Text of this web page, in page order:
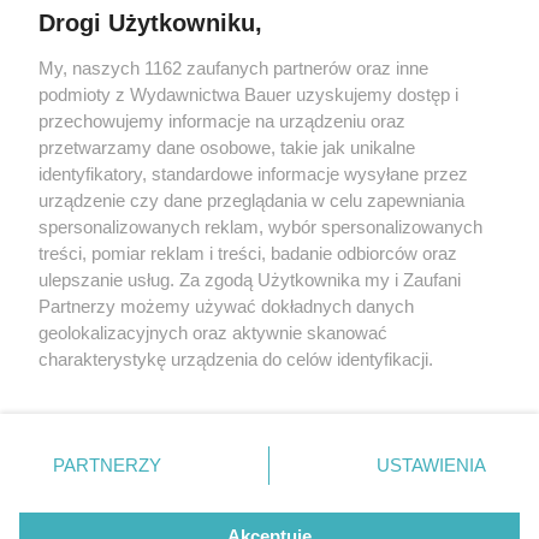
ZDROWE ODŻYWIANIE
3 proste przepisy na koktajle funkcjonalne. Każdy
wspiera organizm w inny sposób
KONTAKT REKLAMA
Drogi Użytkowniku,
My, naszych 1162 zaufanych partnerów oraz inne
podmioty z Wydawnictwa Bauer uzyskujemy dostęp i
przechowujemy informacje na urządzeniu oraz
przetwarzamy dane osobowe, takie jak unikalne
identyfikatory, standardowe informacje wysyłane przez
urządzenie czy dane przeglądania w celu zapewniania
spersonalizowanych reklam, wybór spersonalizowanych
treści, pomiar reklam i treści, badanie odbiorców oraz
ulepszanie usług. Za zgodą Użytkownika my i Zaufani
Partnerzy możemy używać dokładnych danych
geolokalizacyjnych oraz aktywnie skanować
charakterystykę urządzenia do celów identyfikacji.
zmienić/wycofać klikając przycisk ustawień prywatności
znajdujący się w lewym dolnym rogu strony
rodzaje przetwarzania danych nie wymagają zgody
PARTNERZY USTAWIENIA